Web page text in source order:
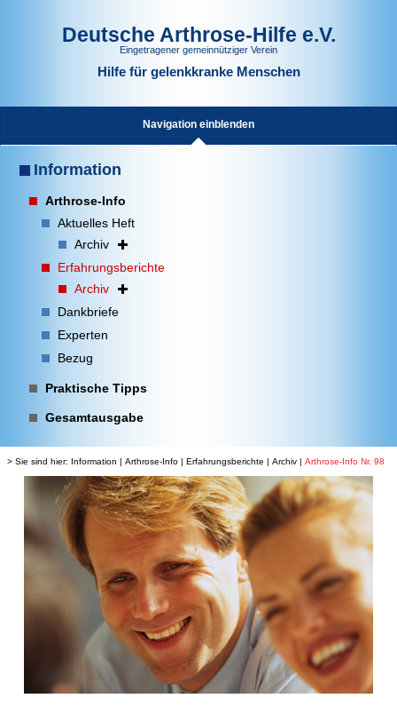
Deutsche Arthrose-Hilfe e.V.
Eingetragener gemeinnütziger Verein
Hilfe für gelenkkranke Menschen
Navigation einblenden
Information
Arthrose-Info
Aktuelles Heft
Archiv
Erfahrungsberichte
Archiv
Dankbriefe
Experten
Bezug
Praktische Tipps
Gesamtausgabe
> Sie sind hier: Information | Arthrose-Info | Erfahrungsberichte | Archiv | Arthrose-Info Nr. 98